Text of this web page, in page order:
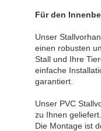
Für den
Unser
einen robusten
Stall und Ihre
einfache
garantiert.
Unser PVC
zu Ihnen geliefert.
Die Montage ist